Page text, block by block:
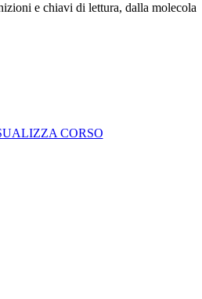
e chiavi di lettura, dalla molecola
CORSO